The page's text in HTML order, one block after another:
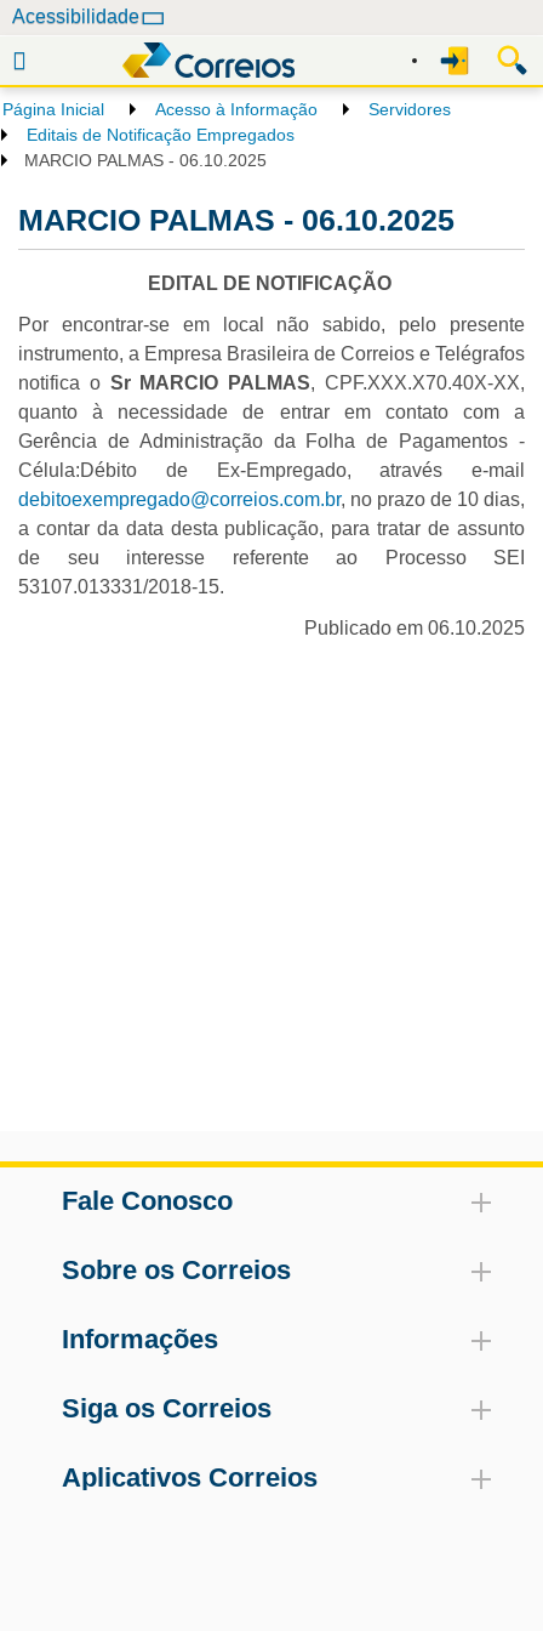
e
g
a
Acessibilidade
Página Inicial Acesso à Informação
Servidores
Editais de Notificação Empregados
MARCIO PALMAS - 06.10.2025
MARCIO PALMAS - 06.10.2025
EDITAL DE NOTIFICAÇÃO
Por encontrar-se em local não sabido, pelo presente
instrumento, a Empresa Brasileira de Correios e Telégrafos
notifica o Sr MARCIO PALMAS, CPF.XXX.X70.40X-XX,
quanto à necessidade de entrar em contato com a
Gerência de Administração da Folha de Pagamentos -
Célula:Débito de Ex-Empregado, através e-mail
debitoexempregado@correios.com.br, no prazo de 10 dias,
a contar da data desta publicação, para tratar de assunto
de seu interesse referente ao Processo SEI
53107.013331/2018-15.
Publicado em 06.10.2025
Fale Conosco
Sobre os Correios
Informações
Siga os Correios
Aplicativos Correios